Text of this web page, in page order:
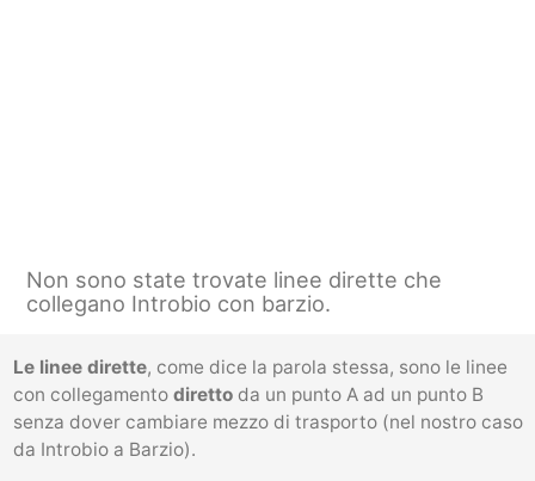
Non sono state trovate linee dirette che
collegano Introbio con barzio.
Le linee dirette, come dice la parola stessa, sono le linee
con collegamento direttoda un punto A ad un punto B
senza dover cambiare mezzo di trasporto (nel nostro caso
da Introbio a Barzio).